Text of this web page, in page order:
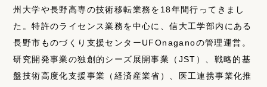
州大学や長野高専の技術移転業務を18年間行ってきまし
た。特許のライセンス業務を中心に、信大工学部内にある
長野市ものづくり支援センターUFOnaganoの管理運営。
研究開発事業の独創的シーズ展開事業（JST）、戦略的基
盤技術高度化支援事業（経済産業省）、医工連携事業化推